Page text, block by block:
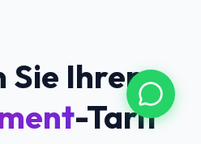
Sie Ihren
-Tarif